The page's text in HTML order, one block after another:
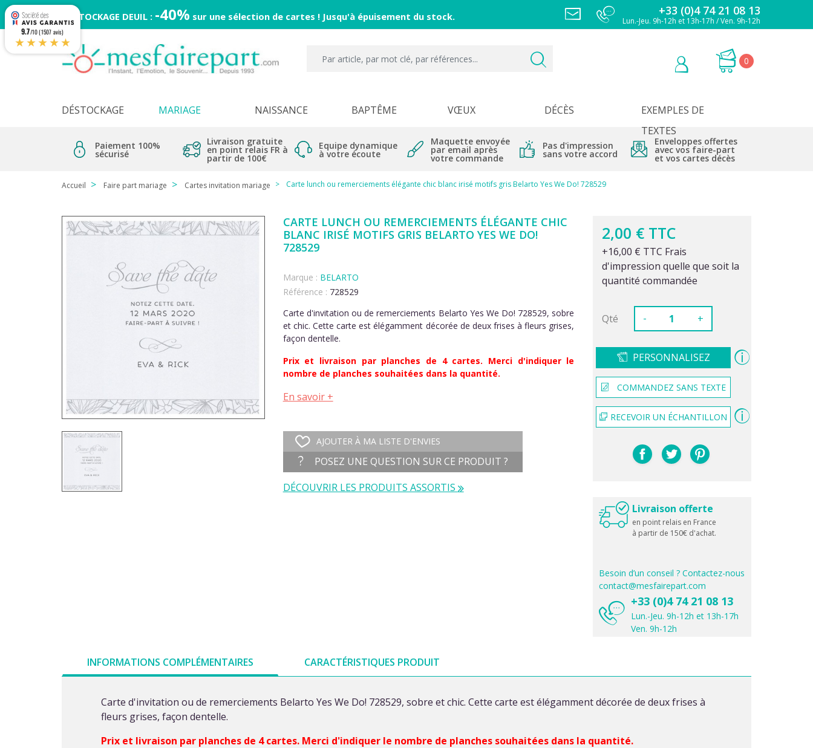
DESTOCKAGE DEUIL : -40% sur une sélection de cartes ! Jusqu'à épuisement du stock. +33 (0)4 74 21 08 13
Lun.-Jeu. 9h-12h et 13h-17h / Ven. 9h-12h
0
DÉSTOCKAGE MARIAGE NAISSANCE BAPTÊME VŒUX DÉCÈS
EXEMPLES DE
TEXTES
Paiement 100%
sécurisé
Livraison gratuite
en point relais FR à
partir de 100€
Equipe dynamique
à votre écoute
Maquette envoyée
par email après
votre commande
Pas d'impression
sans votre accord
Enveloppes offertes
avec vos faire-part
et vos cartes décès
Accueil Faire part mariage Cartes invitation mariage Carte lunch ou remerciements élégante chic blanc irisé motifs gris Belarto Yes We Do! 728529
CARTE LUNCH OU REMERCIEMENTS ÉLÉGANTE CHIC
BLANC IRISÉ MOTIFS GRIS BELARTO YES WE DO!
728529
Marque : BELARTO
Référence : 728529
Carte d'invitation ou de remerciements Belarto Yes We Do! 728529, sobre
et chic. Cette carte est élégamment décorée de deux frises à fleurs grises,
façon dentelle.
Prix et livraison par planches de 4 cartes. Merci d'indiquer le
nombre de planches souhaitées dans la quantité.
En savoir +
AJOUTER À MA LISTE D'ENVIES
POSEZ UNE QUESTION SUR CE PRODUIT ?
DÉCOUVRIR LES PRODUITS ASSORTIS
2,00 € TTC
+16,00 € TTC Frais
d'impression quelle que soit la
quantité commandée
Qté - +
PERSONNALISEZ
COMMANDEZ SANS TEXTE
RECEVOIR UN ÉCHANTILLON
Livraison offerte
en point relais en France
à partir de 150€ d'achat.
Besoin d’un conseil ? Contactez-nous
contact@mesfairepart.com
+33 (0)4 74 21 08 13
Lun.-Jeu. 9h-12h et 13h-17h
Ven. 9h-12h
INFORMATIONS COMPLÉMENTAIRES CARACTÉRISTIQUES PRODUIT
Carte d'invitation ou de remerciements Belarto Yes We Do! 728529, sobre et chic. Cette carte est élégamment décorée de deux frises à
fleurs grises, façon dentelle.
Prix et livraison par planches de 4 cartes. Merci d'indiquer le nombre de planches souhaitées dans la quantité.
9.7/10 (1507 avis)
★★★★★